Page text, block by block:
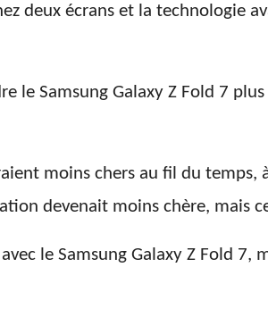
deux écrans et la technologie
le Samsung Galaxy Z Fold 7
moins chers au fil du temps,
devenait moins chère, mais
le Samsung Galaxy Z Fold 7,